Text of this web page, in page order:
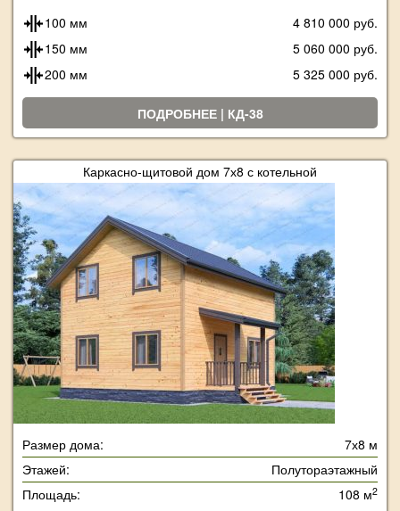
100 мм
4 810 000 руб.
150 мм
5 060 000 руб.
200 мм
5 325 000 руб.
ПОДРОБНЕЕ | КД-38
Каркасно-щитовой дом 7х8 с котельной
Размер дома:
7х8 м
Этажей:
Полутораэтажный
Площадь:
108 м2